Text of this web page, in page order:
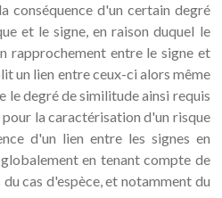
conséquence d'un certain degré
et le signe, en raison duquel le
rapprochement entre le signe et
un lien entre ceux-ci alors même
le degré de similitude ainsi requis
la caractérisation d'un risque
d'un lien entre les signes en
en tenant compte de
cas d'espèce, et notamment du